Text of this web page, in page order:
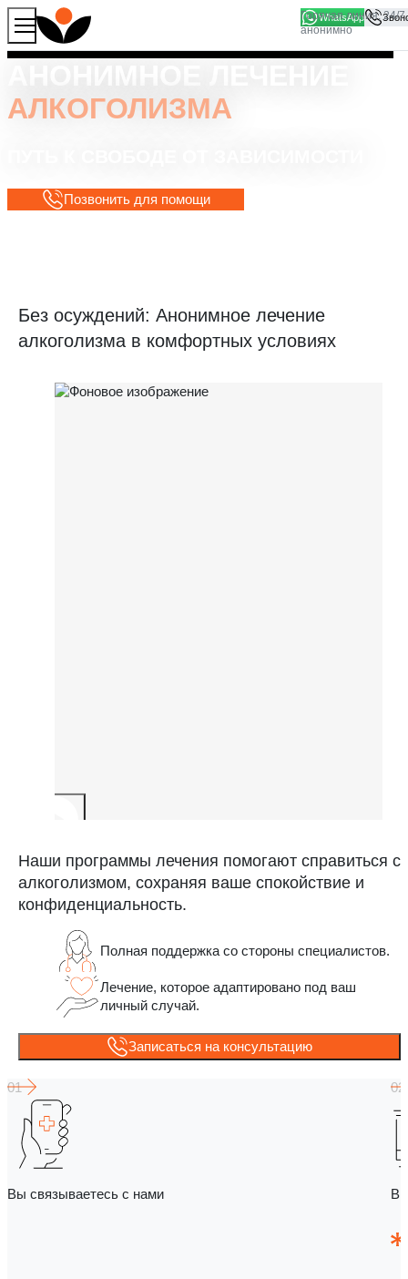
WhatsApp
АЛКОГОЛИЗМА
Позвонить для помощи
Без осуждений: Анонимное лечение
алкоголизма в комфортных условиях
Наши программы лечения помогают справиться с
алкоголизмом, сохраняя ваше спокойствие и
конфиденциальность.
Полная поддержка со стороны специалистов.
Лечение, которое адаптировано под ваш
личный случай.
Записаться на консультацию
Вы связываетесь с нами
Продолжая работу с сайтом, вы соглашаетесь на то, что
мы используем файлы
Хорошо